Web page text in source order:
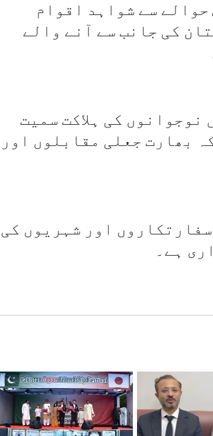
حوالے سے شواہد اقوام
کی جانب سے آنے والے
کی ہلاکت سمیت
بھارت جعلی مقابلوں اور
اور شہریوں کی
ہے۔